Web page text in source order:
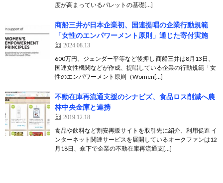
度が高まっているパレットの基礎[…]
商船三井が日本企業初、国連提唱の企業行動規範
「女性のエンパワーメント原則」通じた寄付実施
2024.08.13
600万円、ジェンダー平等など後押し 商船三井は8月13日、
国連女性機関などが作成、提唱している企業の行動規範「女
性のエンパワーメント原則（Women[…]
不動在庫再流通支援のシナビズ、食品ロス削減へ農
林中央金庫と連携
2019.12.18
食品や飲料など割安再販サイトを取引先に紹介、利用促進 イ
ンターネット関連サービスを展開しているオークファンは12
月18日、傘下で企業の不動在庫再流通支[…]